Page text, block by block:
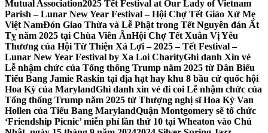
Mutual Association2025 Tết Festival at Our Lady of Vietnam
Parish – Lunar New Year Festival – Hội Chợ Tết Giáo Xứ Mẹ
Việt NamĐón Giao Thừa và Lễ Phật trong Tết Nguyên đán Ất
Tỵ năm 2025 tại Chùa Viên ÂnHội Chợ Tết Xuân Vị Yêu
Thương của Hội Từ Thiện Xá Lợi – 2025 – Tết Festival –
Lunar New Year Festival by Xa Loi CharityGhi danh Xin vé
Lễ nhậm chức của Tổng thống Trump năm 2025 từ Dân Biểu
Tiểu Bang Jamie Raskin tại địa hạt hay khu 8 bầu cử quốc hội
Hoa Kỳ của MarylandGhi danh xin vé đi coi Lễ nhậm chức của
Tổng thống Trump năm 2025 từ Thượng nghị sĩ Hoa Kỳ Van
Hollen của Tiểu Bang MarylandQuận Montgomery sẽ tổ chức
‘Friendship Picnic’ miễn phí lần thứ 10 tại Wheaton vào Chủ